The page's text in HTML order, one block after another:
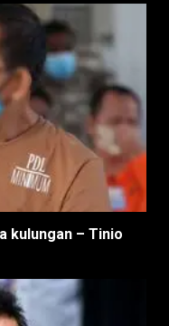
kulungan – Tinio